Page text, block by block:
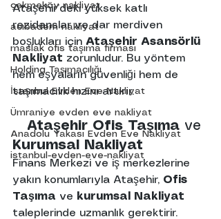
çekmeköy nakliyat
acıbadem nakliyat
maslak ofis taşıma firması
Holding Taşımacılığı
İstanbul Evden Eve Nakliyat
Ümraniye evden eve nakliyat
Anadolu Yakası Evden Eve Nakliyat
istanbul-evden-eve-nakliyat
Ataşehir’deki yüksek katlı
rezidanslar ve dar merdiven
boşlukları için Ataşehir Asansörlü
Nakliyat zorunludur. Bu yöntem
hem eşyaların güvenliği hem de
taşımacılık hızını artırır.
Ataşehir Ofis Taşıma ve
Kurumsal
Nakliyat
Finans Merkezi ve iş merkezlerine
yakın konumlarıyla Ataşehir, Ofis
Taşıma ve kurumsal
Nakliyat
taleplerinde uzmanlık gerektirir.